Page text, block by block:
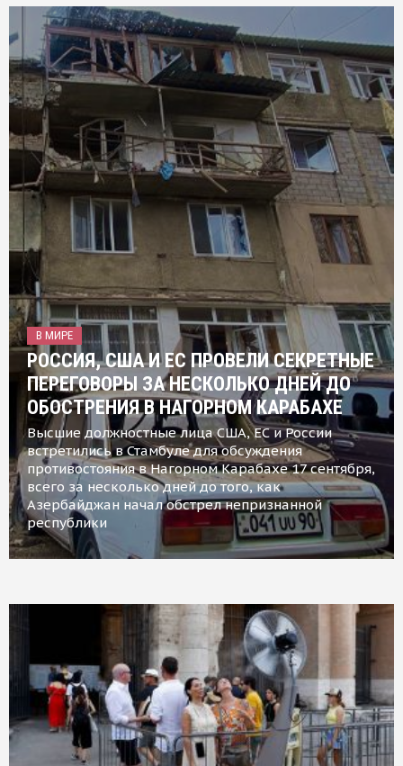
В МИРЕ
РОССИЯ, США И ЕС ПРОВЕЛИ СЕКРЕТНЫЕ
ПЕРЕГОВОРЫ ЗА НЕСКОЛЬКО ДНЕЙ ДО
ОБОСТРЕНИЯ В НАГОРНОМ КАРАБАХЕ
Высшие должностные лица США, ЕС и России
встретились в Стамбуле для обсуждения
противостояния в Нагорном Карабахе 17 сентября,
всего за несколько дней до того, как
Азербайджан начал обстрел непризнанной
республики